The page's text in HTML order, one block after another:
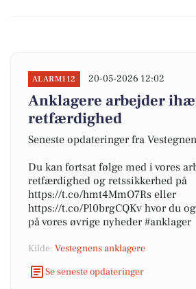
ALARM112 20-05-2026 12:02
Anklagere arbejder
retfærdighed
Seneste opdateringer fra
Du kan fortsat følge med i vores
retfærdighed og retssikkerhed på
https://t.co/hmt4MmO7Rs eller
https://t.co/Pl0brgCQKv hvor du
på vores øvrige nyheder #anklager
Kilde: Vestegnens anklagere
Se seneste opdateringer